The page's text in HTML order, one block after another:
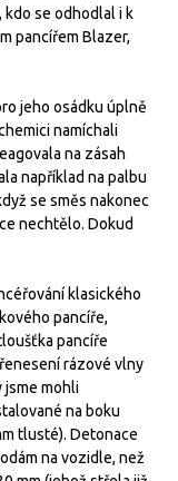
se odhodlal i k
pancířem Blazer,
jeho osádku úplně
namíchali
na zásah
například na palbu
se směs nakonec
nechtělo. Dokud
klasického
pancíře,
pancíře
rázové vlny
jsme mohli
na boku
tlusté). Detonace
na vozidle, než